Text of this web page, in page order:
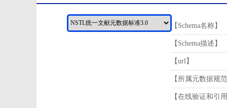
【Schema名称】
【Schema描述】
【url】
【所属元数据规
【在线验证和引